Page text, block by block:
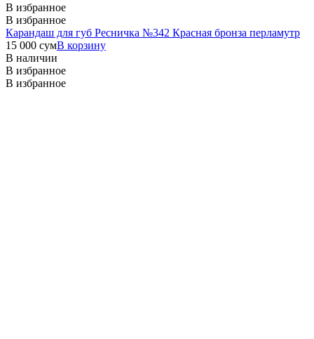
В избранное
В избранное
Карандаш для губ Ресничка №342 Красная бронза перламутр
15 000 сумВ корзину
В наличии
В избранное
В избранное